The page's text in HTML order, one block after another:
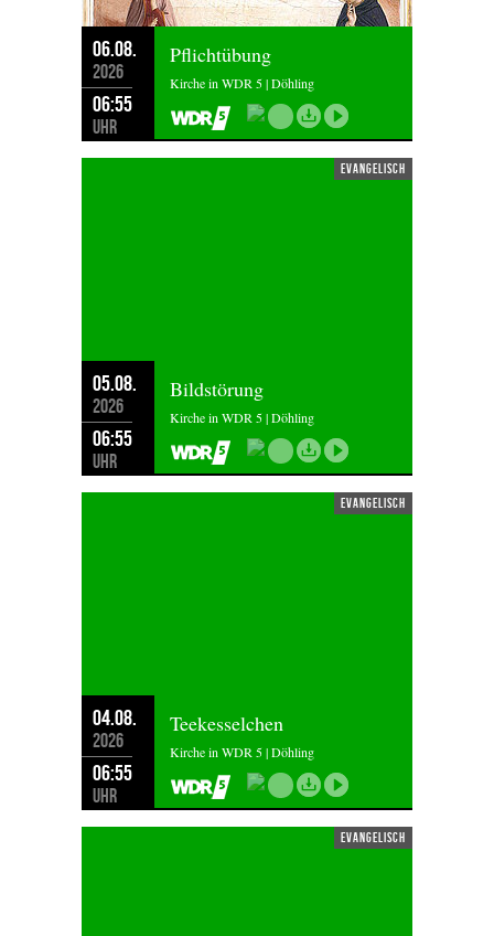
06.08.
2026
06:55
Uhr
Pflichtübung
Kirche in WDR 5 | Döhling
evangelisch
05.08.
2026
06:55
Uhr
Bildstörung
Kirche in WDR 5 | Döhling
evangelisch
04.08.
2026
06:55
Uhr
Teekesselchen
Kirche in WDR 5 | Döhling
evangelisch